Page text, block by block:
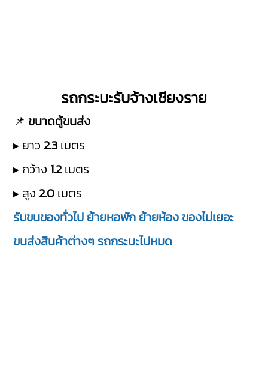
รถกระบะรับจ้างเชียงราย
📌 ขนาดตู้ขนส่ง
▸ ยาว 2.3 เมตร
▸ กว้าง 1.2 เมตร
▸ สูง 2.0 เมตร
รับขนของทั่วไป ย้ายหอพัก ย้ายห้อง ของไม่เยอะ
ขนส่งสินค้าต่างๆ รถกระบะไปหมด